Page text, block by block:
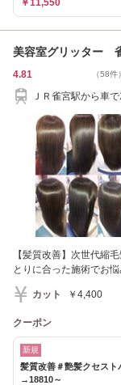
美容室グリッター
4.81 （58件）
ＪＲ雀宮駅から
【髪質改善】次世代縮
とりに合った施術でお
カット ￥4,400
クーポン
新規
髪質改善＃艶髪クセスト
→18810～